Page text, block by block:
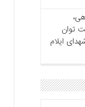
توان
ایلام